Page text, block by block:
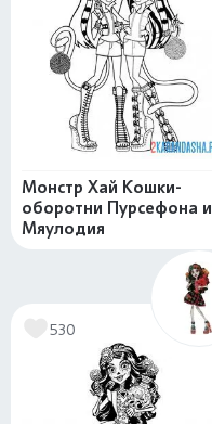
Монстр Хай Кошки-
оборотни Пурсефона и
Мяулодия
530